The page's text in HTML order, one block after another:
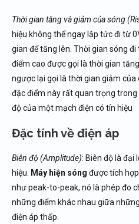
Thời gian tăng và giảm của sóng
hiệu không thể ngay lập tức đi từ
gian để tăng lên. Thời gian sóng
điểm cao được gọi là thời gian
ngược lại gọi là thời gian giảm
đặc điểm này rất quan trọng
độ của một mạch điện có tín hiệu
Đặc tính về điện áp
Biên độ (Amplitude): Biên độ là đại
hiệu.
Máy hiện sóng được tích
như peak-to-peak, nó là phép đo
những điểm khác nhau giữa
điện áp thấp.